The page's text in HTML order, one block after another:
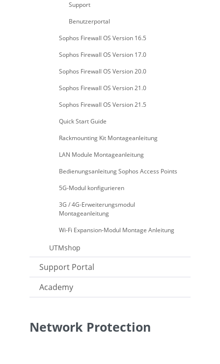
Support
Benutzerportal
Sophos Firewall OS Version 16.5
Sophos Firewall OS Version 17.0
Sophos Firewall OS Version 20.0
Sophos Firewall OS Version 21.0
Sophos Firewall OS Version 21.5
Quick Start Guide
Rackmounting Kit Montageanleitung
LAN Module Montageanleitung
Bedienungsanleitung Sophos Access Points
5G-Modul konfigurieren
3G / 4G-Erweiterungsmodul
Montageanleitung
Wi-Fi Expansion-Modul Montage Anleitung
UTMshop
Support Portal
Academy
Network Protection